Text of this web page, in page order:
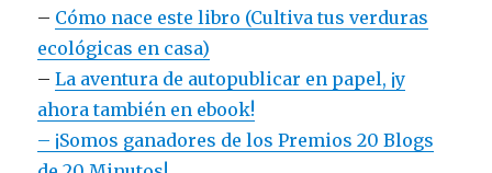
– Cómo nace este libro (Cultiva tus verduras
ecológicas en casa)
–La aventura de autopublicar en papel, ¡y
ahora también en ebook!
– ¡Somos ganadores de los Premios 20 Blogs